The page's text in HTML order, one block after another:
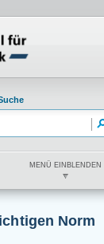
MENÜ EINBLENDEN
Norm